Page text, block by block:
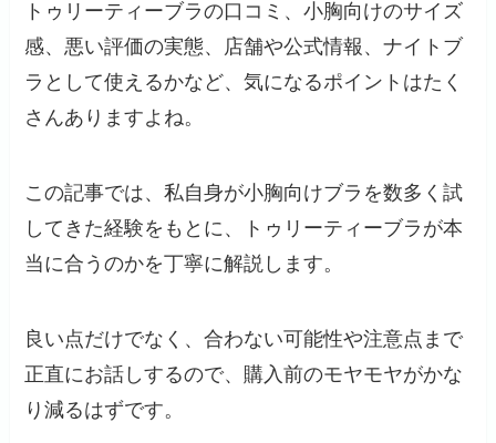
トゥリーティーブラの口コミ、小胸向けのサイズ
感、悪い評価の実態、店舗や公式情報、ナイトブ
ラとして使えるかなど、気になるポイントはたく
さんありますよね。
この記事では、私自身が小胸向けブラを数多く試
してきた経験をもとに、トゥリーティーブラが本
当に合うのかを丁寧に解説します。
良い点だけでなく、合わない可能性や注意点まで
正直にお話しするので、購入前のモヤモヤがかな
り減るはずです。